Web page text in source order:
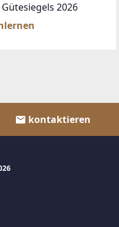
2026
kontaktieren